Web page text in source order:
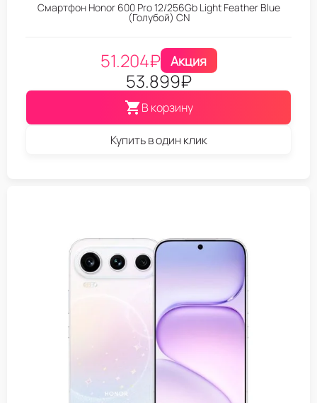
Смартфон Honor 600 Pro 12/256Gb Light Feather Blue
(Голубой) CN
51.204₽ Акция
53.899₽
В корзину
Купить в один клик